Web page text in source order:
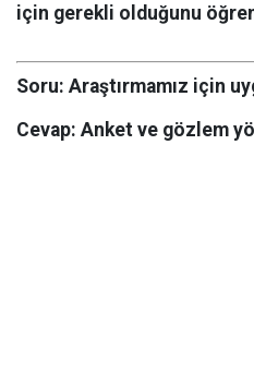
için gerekli olduğunu
Soru: Araştırmamız için
Cevap: Anket ve gözlem